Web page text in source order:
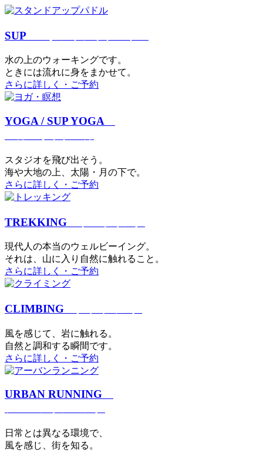
SUP
⽔の上のウォーキングです。
ときには流れに身をまかせて。
さらに詳しく・ご予約
YOGA / SUP YOGA
スタジオを⾶び出そう。
海や大地の上、太陽・⽉の下で。
さらに詳しく・ご予約
TREKKING
現代⼈の本当のウェルビーイング。
それは、⼭に⼊り⾃然に触れること。
さらに詳しく・ご予約
CLIMBING
⾵を感じて、岩に触れる。
⾃然と調和する瞬間です。
さらに詳しく・ご予約
URBAN RUNNING
日常とは異なる環境で、
風を感じ、街を知る。